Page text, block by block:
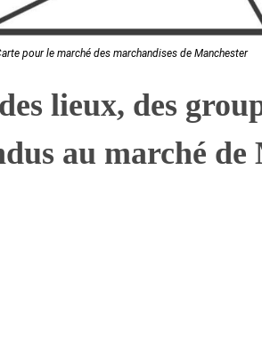
pour le marché des marchandises de Manchester
lieux, des
au marché de